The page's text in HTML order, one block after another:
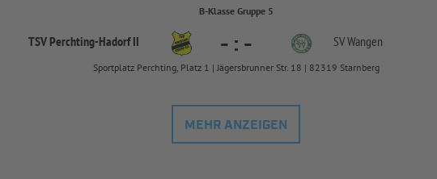
B-Klasse Gruppe 5
TSV Perchting-Hadorf II - : - SV Wangen
Sportplatz Perchting, Platz 1 | Jägersbrunner Str. 18 | 82319 Starnberg
MEHR ANZEIGEN